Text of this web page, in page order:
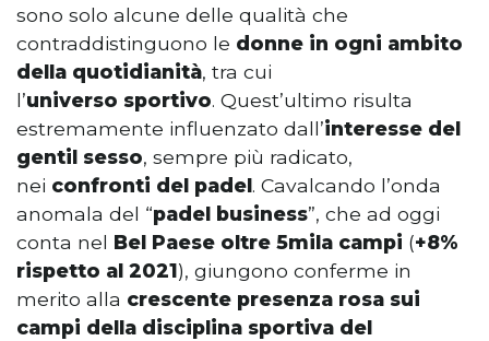
sono solo alcune delle qualità che
contraddistinguono le donne in ogni ambito
della quotidianità, tra cui
l’universo sportivo. Quest’ultimo risulta
estremamente influenzato dall’interesse del
gentil sesso, sempre più radicato,
nei confronti del padel. Cavalcando l’onda
anomala del “padel business”, che ad oggi
conta nel Bel Paese oltre 5mila campi (+8%
rispetto al 2021), giungono conferme in
merito alla crescente presenza rosa sui
campi della disciplina sportiva del